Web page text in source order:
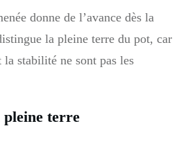
donne de l’avance dès la
la pleine terre du pot, car
stabilité ne sont pas les
pleine terre